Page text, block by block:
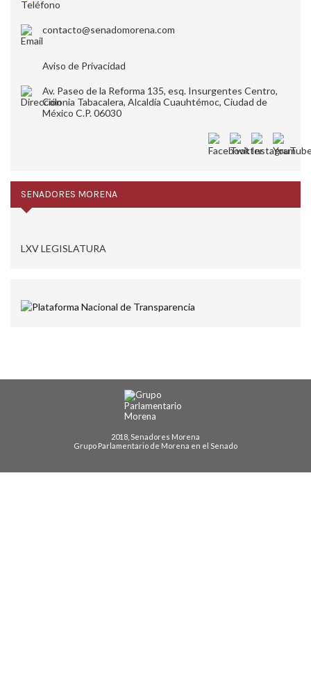
contacto@senadomorena.com
Aviso de Privacidad
Av. Paseo de la Reforma 135, esq. Insurgentes Centro,
Colonia Tabacalera, Alcaldía Cuauhtémoc, Ciudad de
México C.P. 06030
SENADORES MORENA
LXV LEGISLATURA
2018, Senadores Morena
Grupo Parlamentario de Morena en el Senado